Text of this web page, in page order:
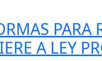
PARA
A LEY